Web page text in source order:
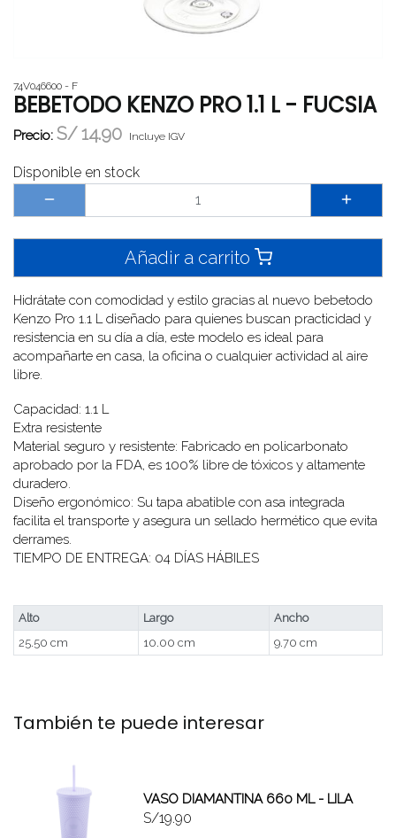
74V046600 - F
BEBETODO KENZO PRO 1.1 L - FUCSIA
Precio: S/14.90 Incluye IGV
Disponible en stock
Añadir a carrito
Hidrátate con comodidad y estilo gracias al nuevo bebetodo
Kenzo Pro 1.1 L diseñado para quienes buscan practicidad y
resistencia en su día a día, este modelo es ideal para
acompañarte en casa, la oficina o cualquier actividad al aire
libre.
Capacidad: 1.1 L
Extra resistente
Material seguro y resistente: Fabricado en policarbonato
aprobado por la FDA, es 100% libre de tóxicos y altamente
duradero.
Diseño ergonómico: Su tapa abatible con asa integrada
facilita el transporte y asegura un sellado hermético que evita
derrames.
TIEMPO DE ENTREGA: 04 DÍAS HÁBILES
Alto Largo
Ancho
25.50 cm
10.00 cm 9.70 cm
También te puede interesar
VASO DIAMANTINA 660 ML - LILA
S/19.90